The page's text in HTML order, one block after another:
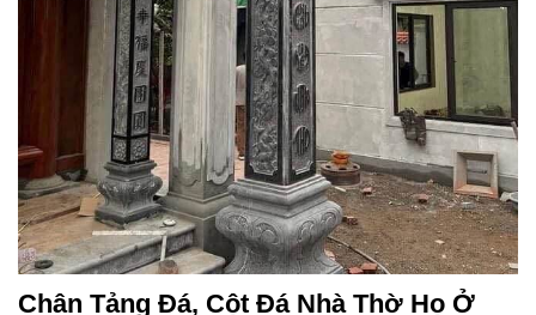
Chân Tảng Đá, Cột Đá Nhà Thờ Họ Ở